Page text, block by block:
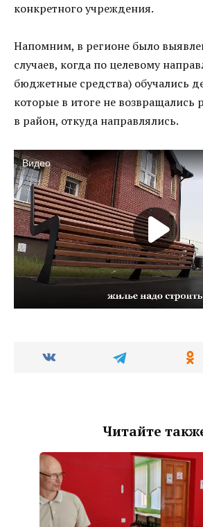
конкретного учреждения.
Напомним, в регионе было
случаев, когда по целевому
бюджетные средства) обучались
которые в итоге не возвращались
в район, откуда направлялись.
Читайте